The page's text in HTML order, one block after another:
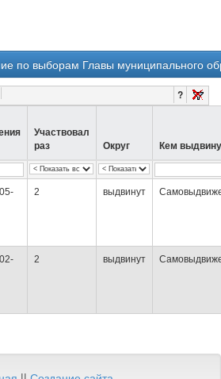
по выборам Главы муниципального
?
Участвовал
раз
Округ Кем
2 выдвинут
2 выдвинут